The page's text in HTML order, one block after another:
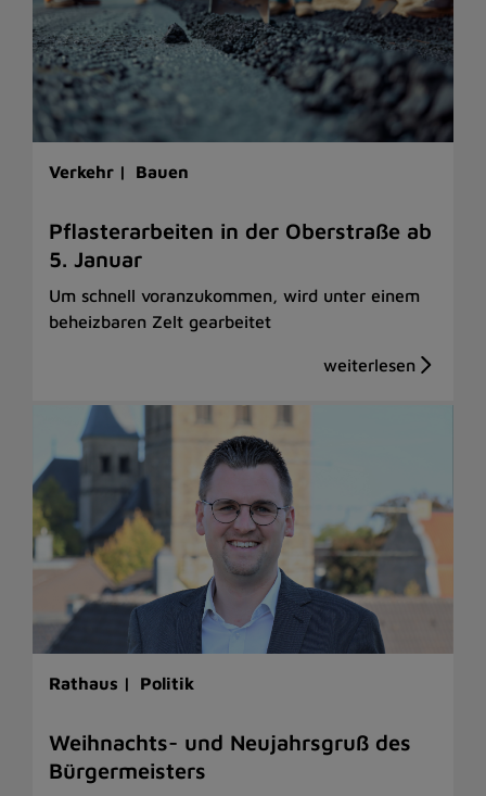
Verkehr | Bauen
Pflasterarbeiten in der Oberstraße ab
5. Januar
Um schnell voranzukommen, wird unter einem
beheizbaren Zelt gearbeitet
Rathaus | Politik
Weihnachts- und Neujahrsgruß des
Bürgermeisters